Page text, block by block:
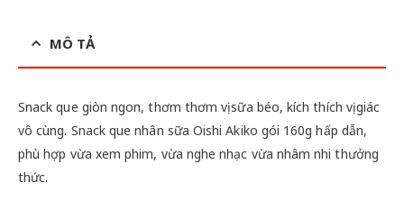
MÔ TẢ
Snack que giòn ngon, thơm thơm vị sữa béo, kích thích vị giác
vô cùng. Snack que nhân sữa Oishi Akiko gói 160g hấp dẫn,
phù hợp vừa xem phim, vừa nghe nhạc vừa nhâm nhi thưởng
thức.